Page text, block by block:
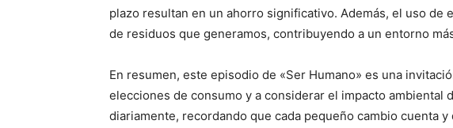
plazo resultan en un ahorro significativo. Además, el uso de
de residuos que generamos, contribuyendo a un entorno
En resumen, este episodio de «Ser Humano» es una
elecciones de consumo y a considerar el impacto ambiental
diariamente, recordando que cada pequeño cambio cuenta